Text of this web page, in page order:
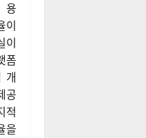
용
이
이
폼
개
공
적
을